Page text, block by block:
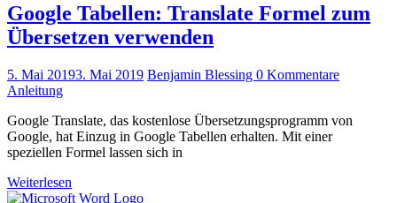
Google Tabellen: Translate Formel zum
Übersetzen verwenden
5. Mai 20193. Mai 2019 Benjamin Blessing 0 Kommentare
Anleitung
Google Translate, das kostenlose Übersetzungsprogramm von
Google, hat Einzug in Google Tabellen erhalten. Mit einer
speziellen Formel lassen sich in
Weiterlesen